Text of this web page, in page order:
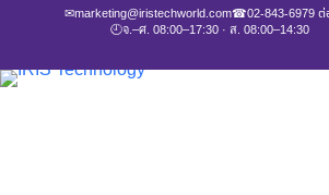
✉marketing@iristechworld.com☎02-843-6979 ต่
🕘จ.–ศ. 08:00–17:30 · ส. 08:00–14:30